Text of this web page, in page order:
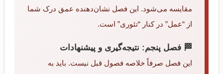
مقایسه می‌شود. این فصل نشان‌دهنده عمق درک شما
از “عمل” در کنار “تئوری” است.
🏁 فصل پنجم: نتیجه‌گیری و پیشنهادات
این فصل صرفاً خلاصه فصول قبل نیست. باید به